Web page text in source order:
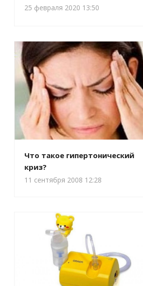
25 февраля 2020 13:50
Что такое гипертонический
криз?
11 сентября 2008 12:28